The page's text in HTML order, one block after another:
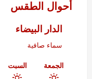
الذي
الموسيقى
أحوال الطقس
الدار البيضاء
سماء صافية
الجمعة السبت